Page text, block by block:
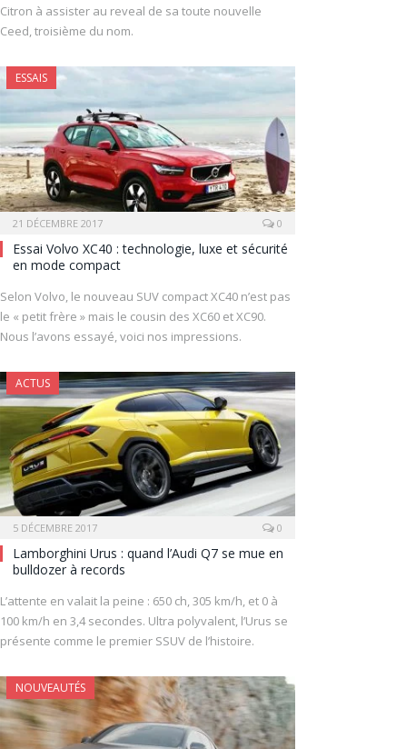
Citron à assister au reveal de sa toute nouvelle
Ceed, troisième du nom.
ESSAIS
21 DÉCEMBRE 2017 0
Essai Volvo XC40 : technologie, luxe et sécurité
en mode compact
Selon Volvo, le nouveau SUV compact XC40 n’est pas
le « petit frère » mais le cousin des XC60 et XC90.
Nous l’avons essayé, voici nos impressions.
ACTUS
5 DÉCEMBRE 2017 0
Lamborghini Urus : quand l’Audi Q7 se mue en
bulldozer à records
L’attente en valait la peine : 650 ch, 305 km/h, et 0 à
100 km/h en 3,4 secondes. Ultra polyvalent, l’Urus se
présente comme le premier SSUV de l’histoire.
NOUVEAUTÉS